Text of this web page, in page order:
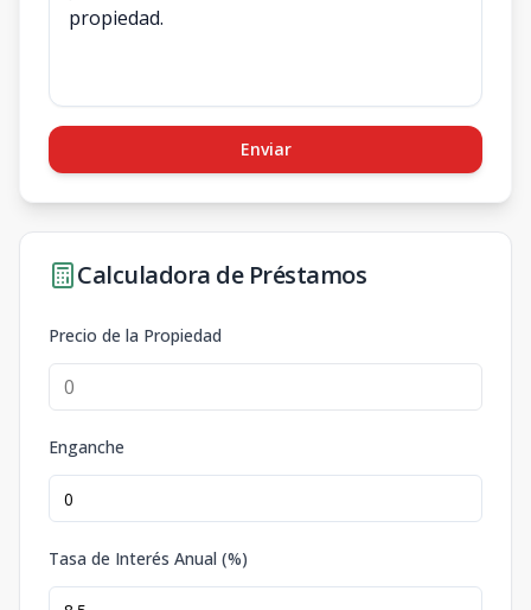
Enviar
Calculadora de Préstamos
Precio de la Propiedad
Enganche
Tasa de Interés Anual (%)